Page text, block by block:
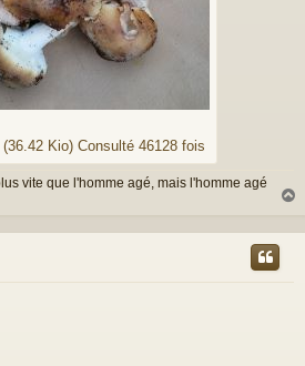
(36.42 Kio) Consulté 46128 fois
vite que l'homme agé, mais l'homme agé
u